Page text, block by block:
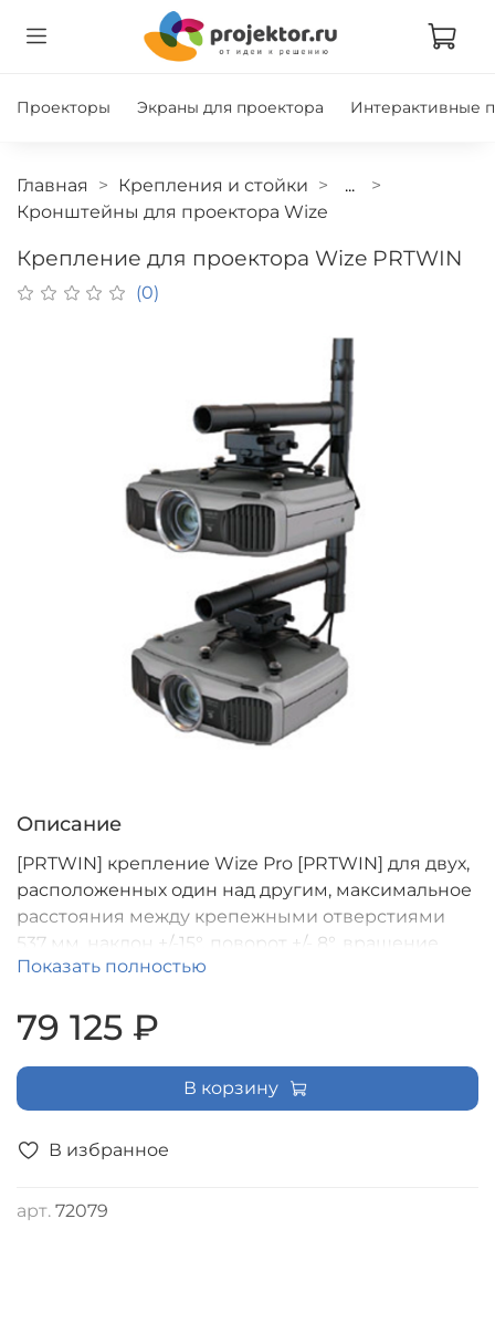
Проекторы Экраны для проектора Интерактивные
Главная Крепления и стойки
...
Кронштейны для проектора Wize
Крепление для проектора Wize PRTWIN
(0)
В избранное
арт. 72079
Описание
[PRTWIN] крепление Wize Pro [PRTWIN] для двух,
расположенных один над другим, максимальное
расстояния между крепежными отверстиями
537 мм, наклон +/-15°, поворот +/- 8°, вращение
360°, до 35 кг. на 1 проектор Custom! Требует
Показать полностью
79 125 ₽
В корзину